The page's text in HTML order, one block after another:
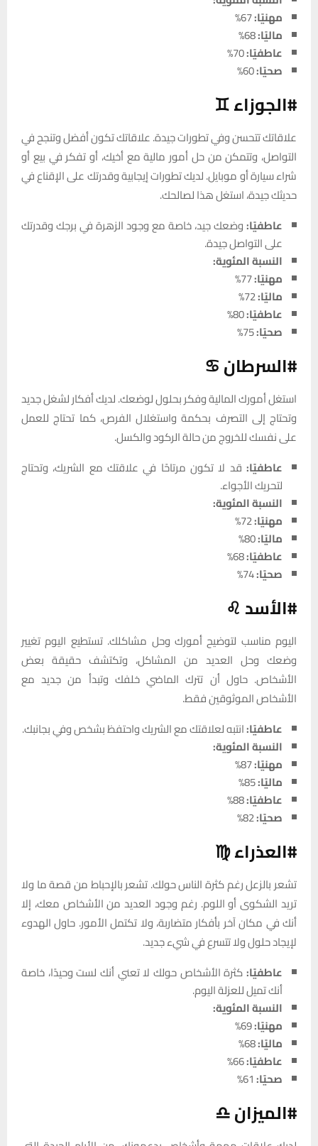
مهنيًا:
ماليًا:
عاطفيًا:
صحيًا:
#الجوزاء ♊
علاقاتك تتحسن وفي تطورات جيدة. علاقاتك تكون أفضل وتنجح في
التواصل، وتتمكن من حل أمور مالية مع أخيك، أو تفكر في بيع أو
شراء سيارة أو موبايل. لديك تطورات إيجابية وقدرتك على الإقناع في
حديثك جيدة، استغل هذا لصالحك.
عاطفيًا:وضعك جيد، خاصة مع وجود الزهرة في برجك وقدرتك
على التواصل جيدة.
النسبة المئوية:
مهنيًا:
ماليًا:
عاطفيًا:
صحيًا:
#السرطان ♋
استغل أمورك المالية وفكر بحلول لوضعك. لديك أفكار لشغل جديد
وتحتاج إلى التصرف بحكمة واستغلال الفرص، كما تحتاج للعمل
على نفسك للخروج من حالة الركود والكسل.
عاطفيًا: قد لا تكون مرتاحًا في علاقتك مع الشريك، وتحتاج
لتحريك الأجواء.
النسبة المئوية:
مهنيًا:
ماليًا:
عاطفيًا:
صحيًا:
#الأسد ♌
اليوم مناسب لتوضيح أمورك وحل مشاكلك. تستطيع اليوم تغيير
وضعك وحل العديد من المشاكل، وتكتشف حقيقة بعض
الأشخاص. حاول أن تترك الماضي خلفك وتبدأ من جديد مع
الأشخاص الموثوقين فقط.
عاطفيًا:انتبه لعلاقتك مع الشريك واحتفظ بشخص وفي بجانبك.
النسبة المئوية:
مهنيًا:
ماليًا:
عاطفيًا:
صحيًا:
#العذراء ♍
تشعر بالزعل رغم كثرة الناس حولك. تشعر بالإحباط من قصة ما ولا
تريد الشكوى أو اللوم. رغم وجود العديد من الأشخاص معك، إلا
أنك في مكان آخر بأفكار متضاربة، ولا تكتمل الأمور. حاول الهدوء
لإيجاد حلول ولا تتسرع في شيء جديد.
عاطفيًا:كثرة الأشخاص حولك لا تعني أنك لست وحيدًا، خاصة
أنك تميل للعزلة اليوم.
النسبة المئوية:
مهنيًا:
ماليًا:
عاطفيًا:
صحيًا:
#الميزان ♎